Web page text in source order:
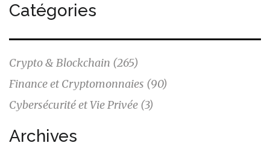
Catégories
Crypto & Blockchain (265)
Finance et Cryptomonnaies (90)
Cybersécurité et Vie Privée (3)
Archives